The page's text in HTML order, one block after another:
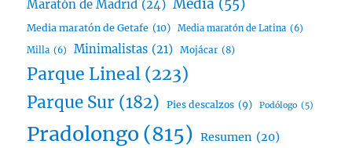
Maratón de Madrid (24) Media (55)
Media maratón de Getafe (10) Media maratón de Latina (6)
Milla (6) Minimalistas (21) Mojácar (8)
Parque Lineal (223)
Parque Sur (182) Pies descalzos (9) Podólogo (5)
Pradolongo(815) Resumen (20)